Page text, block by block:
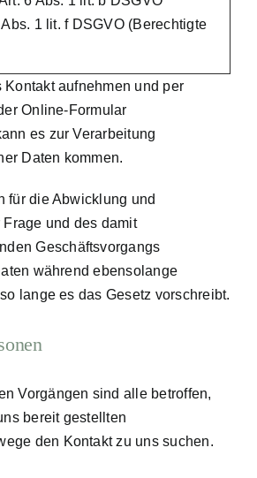
1 lit. f DSGVO (Berechtigte
Kontakt aufnehmen und per
Online-Formular
es zur Verarbeitung
Daten kommen.
für die Abwicklung und
und des damit
Geschäftsvorgangs
während ebensolange
lange es das Gesetz vorschreibt.
Vorgängen sind alle betroffen,
bereit gestellten
den Kontakt zu uns suchen.